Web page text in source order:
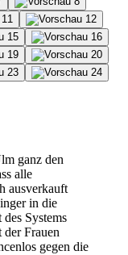
ganz den
alle
ausverkauft
in die
Systems
Frauen
gegen die